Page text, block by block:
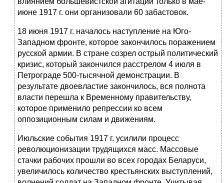
июне 1917 г. они организовали 60 забастовок.
18 июня 1917 г. началось наступление на Юго-
Западном фронте, которое закончилось поражением
русской армии. В стране созрел острый политический
кризис, который закончился расстрелом 4 июля в
Петрограде 500-тысячной демонстрации. В
результате двоевластие закончилось, вся полнота
власти пе­решла к Временному правительству,
которое применило репрессии ко всем
оппозиционным силам и движениям.
Июльские события 1917 г. усилили процесс
революционизации трудя­щихся масс. Массовые
стачки рабочих прошли во всех городах Беларуси,
уве­личилось количество крестьянских выступлений,